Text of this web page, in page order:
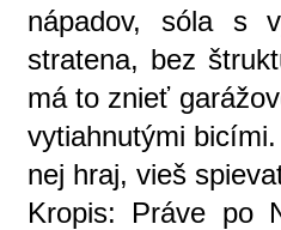
nápadov, sóla s
stratena, bez
má to znieť
vytiahnutými
nej hraj, vieš
Kropis: Práve po